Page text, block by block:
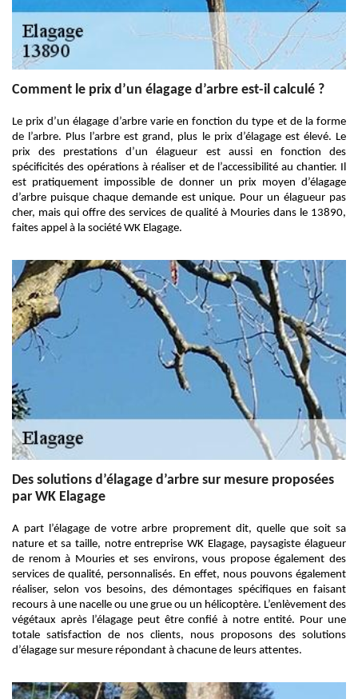
Comment le prix d’un élagage d’arbre est-il calculé ?
Le prix d’un élagage d’arbre varie en fonction du type et de la forme
de l’arbre. Plus l’arbre est grand, plus le prix d’élagage est élevé. Le
prix des prestations d’un élagueur est aussi en fonction des
spécificités des opérations à réaliser et de l’accessibilité au chantier. Il
est pratiquement impossible de donner un prix moyen d’élagage
d’arbre puisque chaque demande est unique. Pour un élagueur pas
cher, mais qui offre des services de qualité à Mouries dans le 13890,
faites appel à la société WK Elagage.
Des solutions d’élagage d’arbre sur mesure proposées
par WK Elagage
A part l’élagage de votre arbre proprement dit, quelle que soit sa
nature et sa taille, notre entreprise WK Elagage, paysagiste élagueur
de renom à Mouries et ses environs, vous propose également des
services de qualité, personnalisés. En effet, nous pouvons également
réaliser, selon vos besoins, des démontages spécifiques en faisant
recours à une nacelle ou une grue ou un hélicoptère. L’enlèvement des
végétaux après l’élagage peut être confié à notre entité. Pour une
totale satisfaction de nos clients, nous proposons des solutions
d’élagage sur mesure répondant à chacune de leurs attentes.